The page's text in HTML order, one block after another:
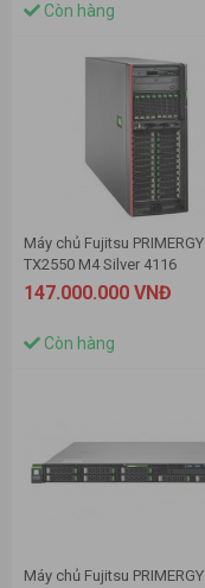
Còn hàng
Máy chủ Fujitsu PRIMERGY
TX2550 M4 Silver 4116
147.000.000 VNĐ
Còn hàng
Máy chủ Fujitsu PRIMERGY